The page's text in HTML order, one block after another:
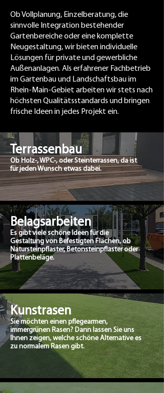
Ob Vollplanung, Einzelberatung, die
sinnvolle Integration bestehender
Gartenbereiche oder eine komplette
Neugestaltung, wir bieten individuelle
Lösungen für private und gewerbliche
Außenanlagen. Als erfahrener Fachbetrieb
im Gartenbau und Landschaftsbau im
Rhein-Main-Gebiet arbeiten wir stets nach
höchsten Qualitätsstandards und bringen
frische Ideen in jedes Projekt ein.
Terrassenbau
Ob Holz-, WPC-, oder Steinterrassen, da ist
für jeden Wunsch etwas dabei.
Belagsarbeiten
Es gibt viele schöne Ideen für die
Gestaltung von Befestigten Flächen, ob
Natursteinpflaster, Betonsteinpflaster oder
Plattenbeläge.
Kunstrasen
Sie möchten einen pflegearmen,
immergrünen Rasen? Dann lassen Sie uns
Ihnen zeigen, welche schöne Alternative es
zu normalem Rasen gibt.